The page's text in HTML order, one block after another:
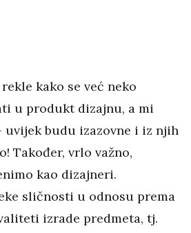
kako se već neko
u produkt dizajnu, a mi
budu izazovne i iz njih
Također, vrlo važno,
kao dizajneri.
sličnosti u odnosu prema
izrade predmeta, tj.